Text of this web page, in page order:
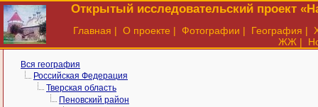
Открытый исследовательский проект
Главная | О проекте | Фотографии | География |
ЖЖ |
Вся география
Российская Федерация
Тверская область
Пеновский район